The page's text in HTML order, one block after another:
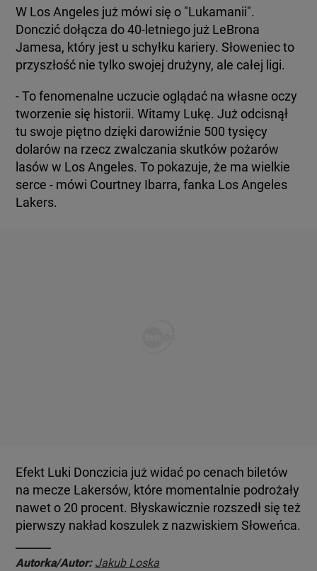
W Los Angeles już mówi się o "Lukamanii".
Donczić dołącza do 40-letniego już LeBrona
Jamesa, który jest u schyłku kariery. Słoweniec to
przyszłość nie tylko swojej drużyny, ale całej ligi.
- To fenomenalne uczucie oglądać na własne oczy
tworzenie się historii. Witamy Lukę. Już odcisnął
tu swoje piętno dzięki darowiźnie 500 tysięcy
dolarów na rzecz zwalczania skutków pożarów
lasów w Los Angeles. To pokazuje, że ma wielkie
serce - mówi Courtney Ibarra, fanka Los Angeles
Lakers.
Efekt Luki Donczicia już widać po cenach biletów
na mecze Lakersów, które momentalnie podrożały
nawet o 20 procent. Błyskawicznie rozszedł się też
pierwszy nakład koszulek z nazwiskiem Słoweńca.
Autorka/Autor: Jakub Loska